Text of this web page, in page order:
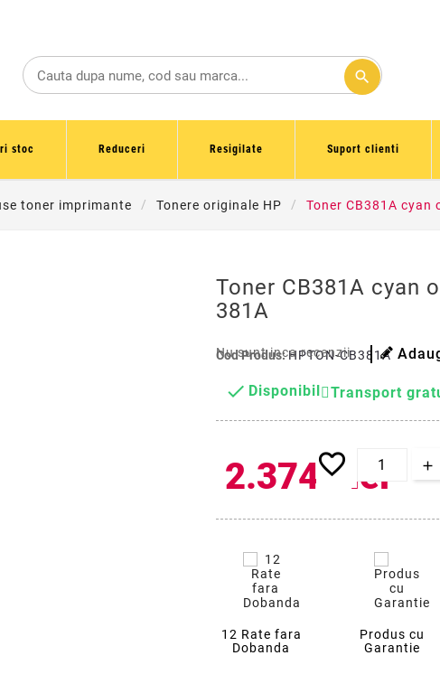
search
stoc Reduceri Resigilate Suport clienti
toner imprimante Tonere originale HP Toner CB381A cyan
Toner CB381A cyan
381A
Cod Produs:HPTON-CB381A
Nu sunt inca recenzii
 Disponibil Transport
2.37424lei
favorite_border
12 Rate fara
Dobanda
Produs cu
Garantie